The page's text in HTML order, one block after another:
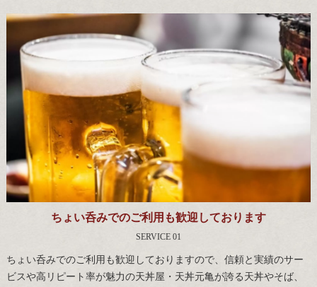
ちょい呑みでのご利用も歓迎しております
SERVICE 01
ちょい呑みでのご利用も歓迎しておりますので、信頼と実績のサー
ビスや高リピート率が魅力の天丼屋・天丼元亀が誇る天丼やそば、